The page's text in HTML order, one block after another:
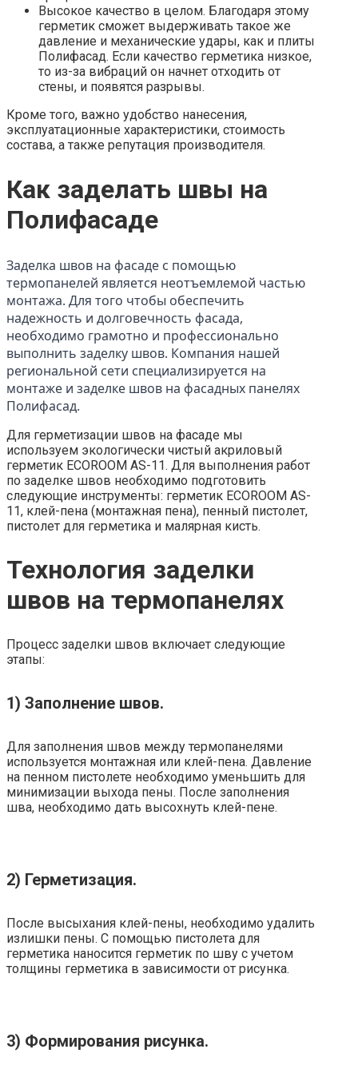
Высокое качество в целом. Благодаря этому
герметик сможет выдерживать такое же
давление и механические удары, как и плиты
Полифасад. Если качество герметика низкое,
то из-за вибраций он начнет отходить от
стены, и появятся разрывы.
Кроме того, важно удобство нанесения,
эксплуатационные характеристики, стоимость
состава, а также репутация производителя.
Как заделать швы на
Полифасаде
Заделка швов на фасаде с помощью
термопанелей является неотъемлемой частью
монтажа. Для того чтобы обеспечить
надежность и долговечность фасада,
необходимо грамотно и профессионально
выполнить заделку швов. Компания нашей
региональной сети специализируется на
монтаже и заделке швов на фасадных панелях
Полифасад.
Для герметизации швов на фасаде мы
используем экологически чистый акриловый
герметик ECOROOM AS-11. Для выполнения работ
по заделке швов необходимо подготовить
следующие инструменты: герметик ECOROOM AS-
11, клей-пена (монтажная пена), пенный пистолет,
пистолет для герметика и малярная кисть.
Технология заделки
швов на термопанелях
Процесс заделки швов включает следующие
этапы:
1) Заполнение швов.
Для заполнения швов между термопанелями
используется монтажная или клей-пена. Давление
на пенном пистолете необходимо уменьшить для
минимизации выхода пены. После заполнения
шва, необходимо дать высохнуть клей-пене.
2) Герметизация.
После высыхания клей-пены, необходимо удалить
излишки пены. С помощью пистолета для
герметика наносится герметик по шву с учетом
толщины герметика в зависимости от рисунка.
3) Формирования рисунка.